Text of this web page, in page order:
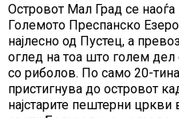
Островот Мал Град се
Големото Преспанско
најлесно од Пустец, а
оглед на тоа што голем
со риболов. По само 20-
пристигнува до островот
најстарите пештерни цркви